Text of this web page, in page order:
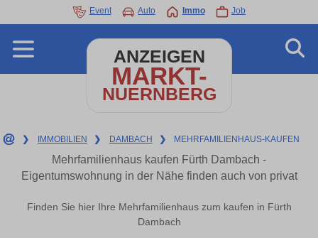
Event Auto Immo Job
ANZEIGEN
MARKT-
NUERNBERG
❯ IMMOBILIEN ❯ DAMBACH ❯ MEHRFAMILIENHAUS-KAUFEN
Mehrfamilienhaus kaufen Fürth Dambach -
Eigentumswohnung in der Nähe finden auch von privat
Finden Sie hier Ihre Mehrfamilienhaus zum kaufen in Fürth
Dambach